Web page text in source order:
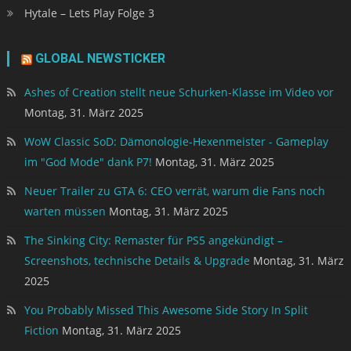
Hytale – Lets Play Folge 3
GLOBAL NEWSTICKER
Ashes of Creation stellt neue Schurken-Klasse im Video vor
Montag, 31. März 2025
WoW Classic SoD: Dämonologie-Hexenmeister - Gameplay
im "God Mode" dank P7! Montag, 31. März 2025
Neuer Trailer zu GTA 6: CEO verrät, warum die Fans noch
warten müssen Montag, 31. März 2025
The Sinking City: Remaster für PS5 angekündigt –
Screenshots, technische Details & Upgrade Montag, 31. März
2025
You Probably Missed This Awesome Side Story In Split
Fiction Montag, 31. März 2025